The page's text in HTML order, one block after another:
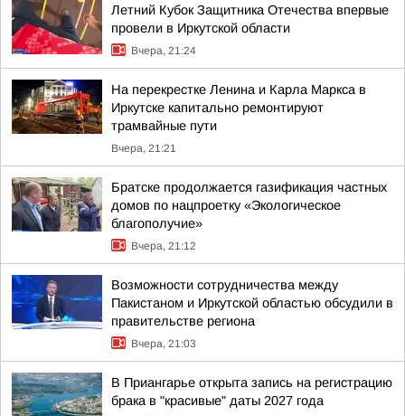
Летний Кубок Защитника Отечества впервые
провели в Иркутской области
Вчера, 21:24
На перекрестке Ленина и Карла Маркса в
Иркутске капитально ремонтируют
трамвайные пути
Вчера, 21:21
Братске продолжается газификация частных
домов по нацпроетку «Экологическое
благополучие»
Вчера, 21:12
Возможности сотрудничества между
Пакистаном и Иркутской областью обсудили в
правительстве региона
Вчера, 21:03
В Приангарье открыта запись на регистрацию
брака в "красивые" даты 2027 года